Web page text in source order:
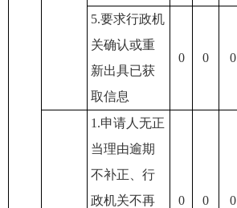
5.要求行政机
关确认或重
新出具已获
取信息
0 0 0
1.申请人无正
当理由逾期
不补正、行
政机关不再
0 0 0